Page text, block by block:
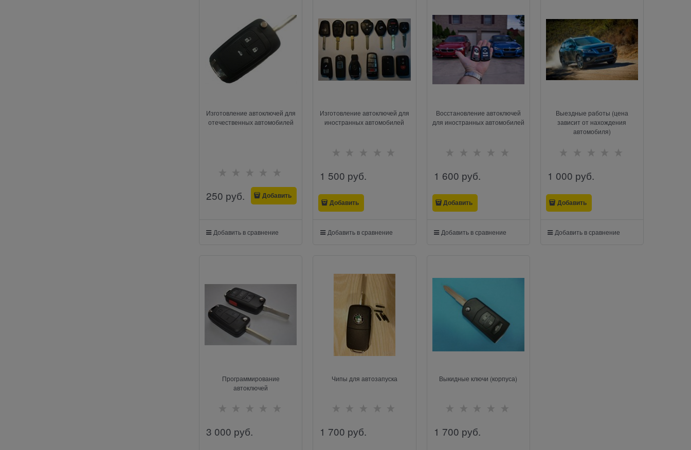
Изготовление автоключей для
отечественных автомобилей
250 руб. Добавить
Добавить в сравнение
Изготовление автоключей для
иностранных автомобилей
1 500 руб.
Добавить
Добавить в сравнение
Восстановление автоключей
для иностранных автомобилей
1 600 руб.
Добавить
Добавить в сравнение
Выездные работы (цена
зависит от нахождения
автомобиля)
1 000 руб.
Добавить
Добавить в сравнение
Программирование
автоключей
3 000 руб.
Чипы для автозапуска
1 700 руб.
Выкидные ключи (корпуса)
1 700 руб.